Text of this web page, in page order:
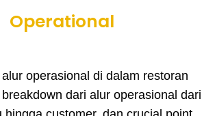
Operational
operasional di dalam restoran
dari alur operasional dari